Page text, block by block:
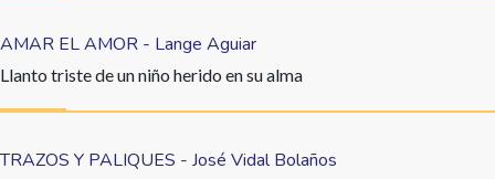
AMAR EL AMOR - Lange Aguiar
Llanto triste de un niño herido en su alma
TRAZOS Y PALIQUES - José Vidal Bolaños